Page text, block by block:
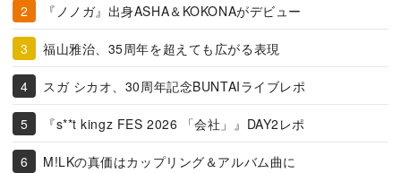
『ノノガ』出身ASHA＆KOKONAがデビュー
福山雅治、35周年を超えても広がる表現
スガ シカオ、30周年記念BUNTAIライブレポ
『s**t kingz FES 2026 「会社」』DAY2レポ
M!LKの真価はカップリング＆アルバム曲に